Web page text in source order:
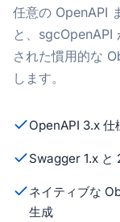
任意の OpenAPI
と、sgcOpenAPI
された慣用的な
します。
OpenAPI 3.x 仕
Swagger 1.x と
ネイティブな
生成